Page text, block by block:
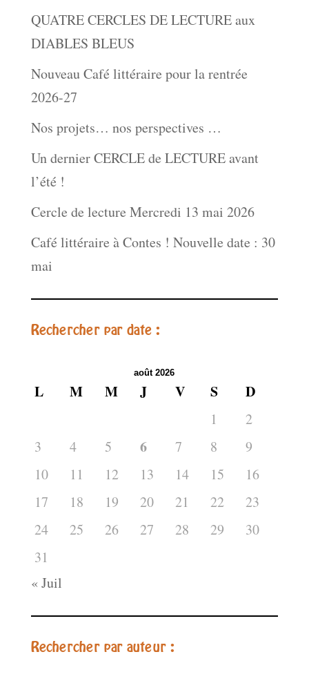
QUATRE CERCLES DE LECTURE aux
DIABLES BLEUS
Nouveau Café littéraire pour la rentrée
2026-27
Nos projets… nos perspectives …
Un dernier CERCLE de LECTURE avant
l’été !
Cercle de lecture Mercredi 13 mai 2026
Café littéraire à Contes ! Nouvelle date : 30
mai
Rechercher par date :
août 2026
L M M J V S D
1
2
3
4 5 6 7 8
9
10
11 12 13 14 15
16
17
18 19 20 21 22
23
24
25 26 27 28 29
30
31
« Juil
Rechercher par auteur :